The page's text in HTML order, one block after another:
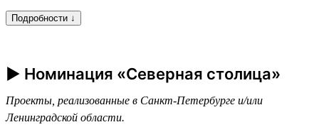
Подробности ↓
► Номинация «Северная столица»
Проекты, реализованные в Санкт-Петербурге и/или
Ленинградской области.